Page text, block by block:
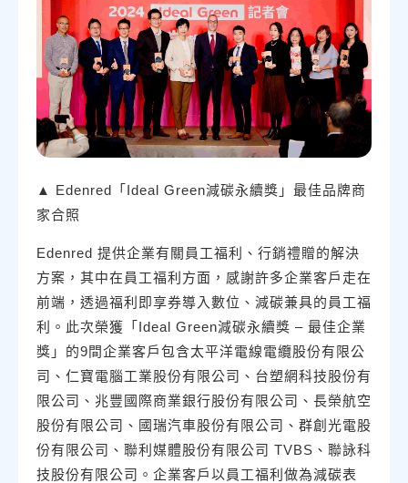
▲ Edenred「Ideal Green減碳永續獎」最佳品牌商
家合照
Edenred 提供企業有關員工福利、行銷禮贈的解決
方案，其中在員工福利方面，感謝許多企業客戶走在
前端，透過福利即享券導入數位、減碳兼具的員工福
利。此次榮獲「Ideal Green減碳永續獎 – 最佳企業
獎」的9間企業客戶包含太平洋電線電纜股份有限公
司、仁寶電腦工業股份有限公司、台塑網科技股份有
限公司、兆豐國際商業銀行股份有限公司、長榮航空
股份有限公司、國瑞汽車股份有限公司、群創光電股
份有限公司、聯利媒體股份有限公司 TVBS、聯詠科
技股份有限公司。企業客戶以員工福利做為減碳表